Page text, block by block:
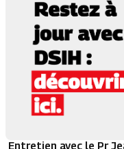
Entretien avec le Pr